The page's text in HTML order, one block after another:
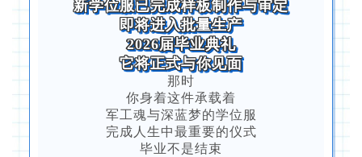
新学位服已完成样板制作与审定
即将进入批量生产
2026届毕业典礼
它将正式与你见面
那时
你身着这件承载着
军工魂与深蓝梦的学位服
完成人生中最重要的仪式
毕业不是结束